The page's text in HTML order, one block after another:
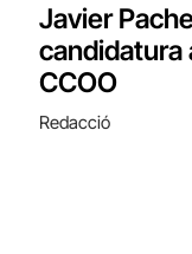
Javier
candidatura
CCOO
Redacció